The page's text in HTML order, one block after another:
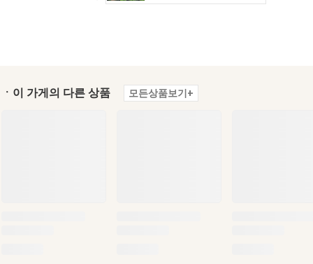
ㆍ이 가게의 다른 상품 모든상품보기+